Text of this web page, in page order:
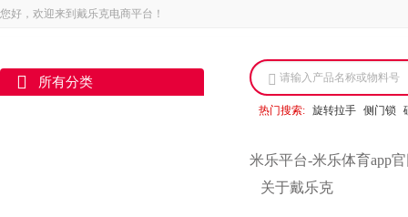
您好，欢迎来到戴乐克电商平台！
所有分类 请输入产品名称或物料号
热门搜索: 旋转拉手 侧门锁
米乐平台-米乐体育app
关于戴乐克